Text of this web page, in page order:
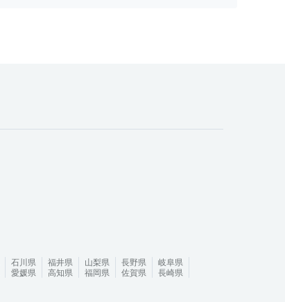
石川県 福井県 山梨県 長野県
岐阜県
愛媛県 高知県 福岡県 佐賀県
長崎県